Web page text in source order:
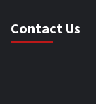
Contact Us